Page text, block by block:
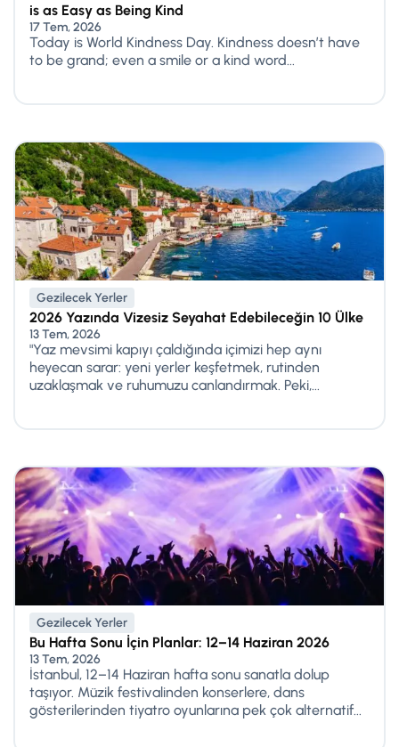
is as Easy as Being Kind
17 Tem, 2026
Today is World Kindness Day. Kindness doesn’t have
to be grand; even a smile or a kind word...
Gezilecek Yerler
2026 Yazında Vizesiz Seyahat Edebileceğin 10 Ülke
13 Tem, 2026
"Yaz mevsimi kapıyı çaldığında içimizi hep aynı
heyecan sarar: yeni yerler keşfetmek, rutinden
uzaklaşmak ve ruhumuzu canlandırmak. Peki,...
Gezilecek Yerler
Bu Hafta Sonu İçin Planlar: 12–14 Haziran 2026
13 Tem, 2026
İstanbul, 12–14 Haziran hafta sonu sanatla dolup
taşıyor. Müzik festivalinden konserlere, dans
gösterilerinden tiyatro oyunlarına pek çok alternatif...